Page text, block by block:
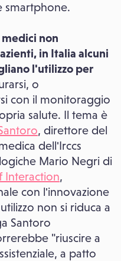
smartphone.
medici non
in Italia alcuni
l'utilizzo per
o
con il monitoraggio
salute. Il tema è
, direttore del
dell'Irccs
Mario Negri di
Interaction,
con l'innovazione
non si riduca a
Santoro
"riuscire a
a patto